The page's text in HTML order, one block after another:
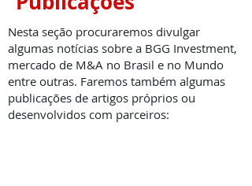
Nesta seção procuraremos divulgar
algumas notícias sobre a BGG Investment,
mercado de M&A no Brasil e no Mundo
entre outras. Faremos também algumas
publicações de artigos próprios ou
desenvolvidos com parceiros: